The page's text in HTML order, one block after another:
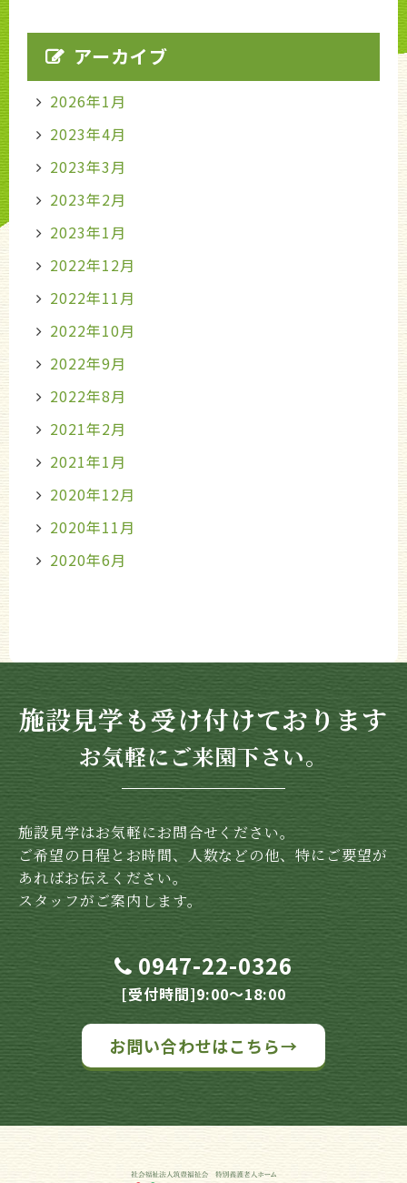
アーカイブ
2026年1月
2023年4月
2023年3月
2023年2月
2023年1月
2022年12月
2022年11月
2022年10月
2022年9月
2022年8月
2021年2月
2021年1月
2020年12月
2020年11月
2020年6月
施設見学も受け付けております
お気軽にご来園下さい。
施設見学はお気軽にお問合せください。
ご希望の日程とお時間、人数などの他、特にご要望が
あればお伝えください。
スタッフがご案内します。
0947-22-0326
[受付時間]9:00～18:00
お問い合わせはこちら→